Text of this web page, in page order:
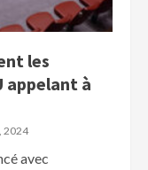
les
appelant à
2024
avec